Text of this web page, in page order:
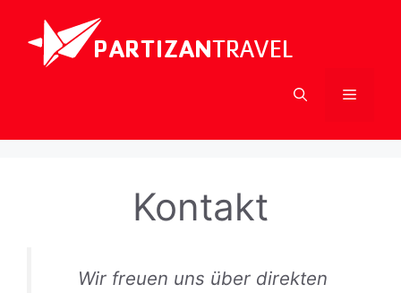
springen
Menü
Kontakt
Wir freuen uns über direkten